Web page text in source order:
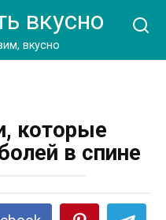
вкусно
вкусно
которые
в спине